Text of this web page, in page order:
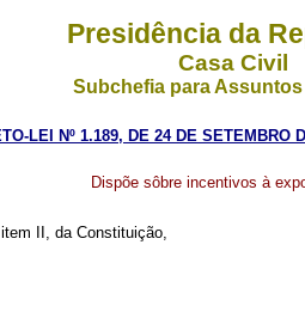
Presidência da
Casa Civil
Subchefia para
LEI Nº 1.189, DE 24 DE SETEMBRO
Dispõe sôbre incentivos à
II, da Constituição,